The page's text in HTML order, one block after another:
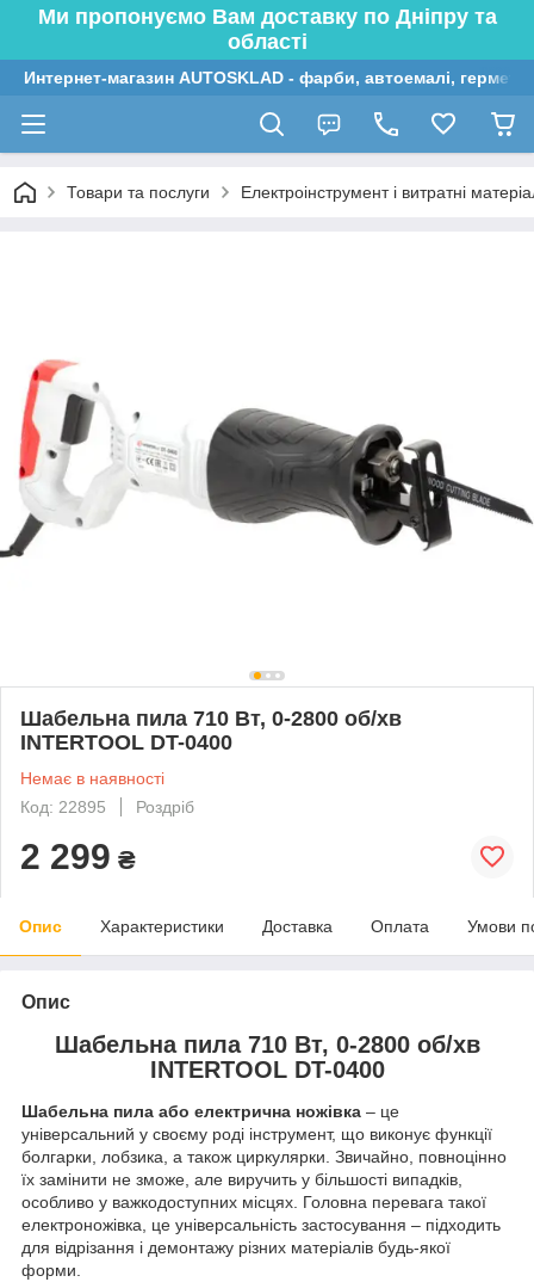
Ми пропонуємо Вам доставку по Дніпру та
області
Интернет-магазин AUTOSKLAD - фарби, автоемалі,
Товари та послуги Електроінструмент і витратні
Шабельна пила 710 Вт, 0-2800 об/хв
INTERTOOL DT-0400
Немає в наявності
Код: 22895
Роздріб
2 299 ₴
Опис Характеристики Доставка Оплата Умови
Опис
Шабельна пила 710 Вт, 0-2800 об/хв
INTERTOOL DT-0400
Шабельна пила або електрична ножівка – це
універсальний у своєму роді інструмент, що виконує функції
болгарки, лобзика, а також циркулярки. Звичайно, повноцінно
їх замінити не зможе, але виручить у більшості випадків,
особливо у важкодоступних місцях. Головна перевага такої
електроножівка, це універсальність застосування – підходить
для відрізання і демонтажу різних матеріалів будь-якої
форми.